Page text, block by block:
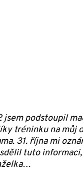
jsem podstoupil
tréninku na můj
31. října mi
tuto informaci,